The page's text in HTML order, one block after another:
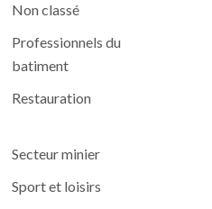
Non classé
Professionnels du
batiment
Restauration
Secteur minier
Sport et loisirs